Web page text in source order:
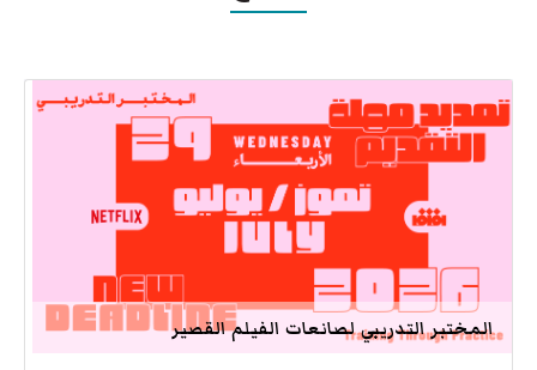
المختبر التدريبي لصانعات الفيلم القصير